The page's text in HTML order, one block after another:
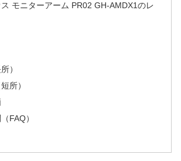
モニターアーム PR02 GH-AMDX1のレ
）
所）
FAQ）